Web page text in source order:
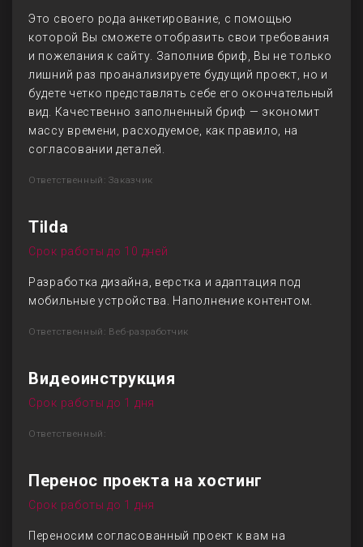
Это своего рода анкетирование, с помощью
которой Вы сможете отобразить свои требования
и пожелания к сайту. Заполнив бриф, Вы не только
лишний раз проанализируете будущий проект, но и
будете четко представлять себе его окончательный
вид. Качественно заполненный бриф — экономит
массу времени, расходуемое, как правило, на
согласовании деталей.
Ответственный: Заказчик
Tilda
Срок работы до 10 дней
Разработка дизайна, верстка и адаптация под
мобильные устройства. Наполнение контентом.
Ответственный: Веб-разработчик
Видеоинструкция
Срок работы до 1 дня
Ответственный:
Перенос проекта на хостинг
Срок работы до 1 дня
Переносим согласованный проект к вам на